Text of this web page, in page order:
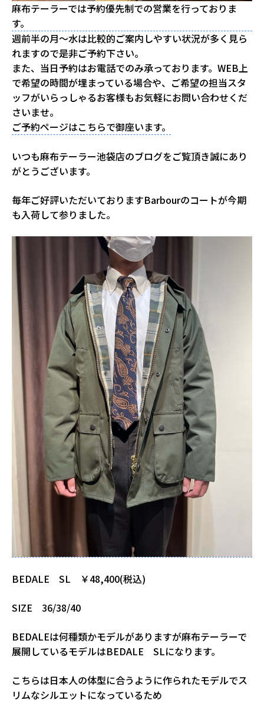
麻布テーラーでは予約優先制での営業を行っておりま
す。
週前半の月～水は比較的ご案内しやすい状況が多く見ら
れますので是非ご予約下さい。
また、当日予約はお電話でのみ承っております。WEB上
で希望の時間が埋まっている場合や、ご希望の担当スタ
ッフがいらっしゃるお客様もお気軽にお問い合わせくだ
さいませ。
ご予約ページはこちらで御座います。
いつも麻布テーラー池袋店のブログをご覧頂き誠にあり
がとうございます。
毎年ご好評いただいておりますBarbourのコートが今期
も入荷して参りました。
BEDALE SL ￥48,400(税込)
SIZE 36/38/40
BEDALEは何種類かモデルがありますが麻布テーラーで
展開しているモデルはBEDALE SLになります。
こちらは日本人の体型に合うように作られたモデルでス
リムなシルエットになっているため